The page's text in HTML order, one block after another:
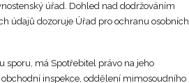
úřad. Dohled nad dodržováním
údajů dozoruje Úřad pro ochranu osobních
sporu, má Spotřebitel právo na jeho
inspekce, oddělení mimosoudního